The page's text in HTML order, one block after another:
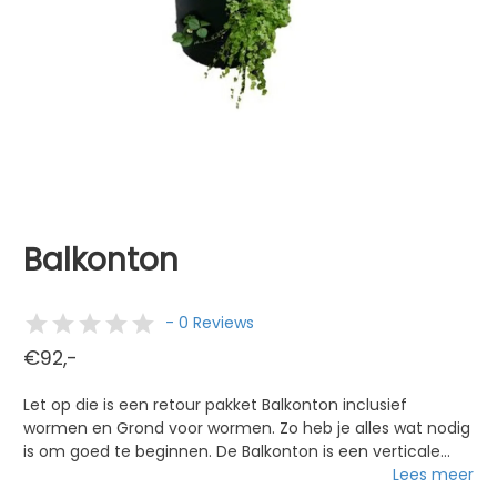
Balkonton
- 0 Reviews
€92,-
Let op die is een retour pakket Balkonton inclusief
wormen en Grond voor wormen. Zo heb je alles wat nodig
is om goed te beginnen. De Balkonton is een verticale
tuin met een diameter van 40 cm, met daarin eenLees meer